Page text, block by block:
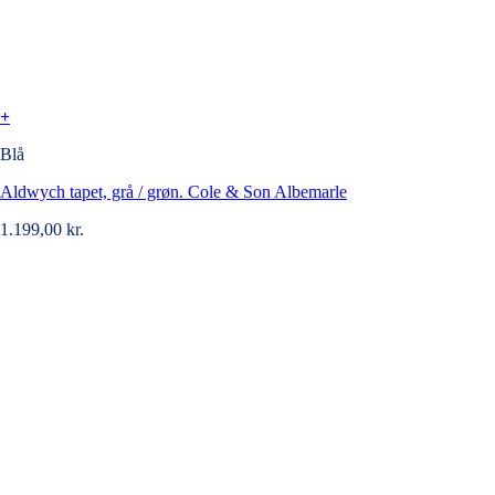
+
Blå
Aldwych tapet, grå / grøn. Cole & Son Albemarle
1.199,00 kr.